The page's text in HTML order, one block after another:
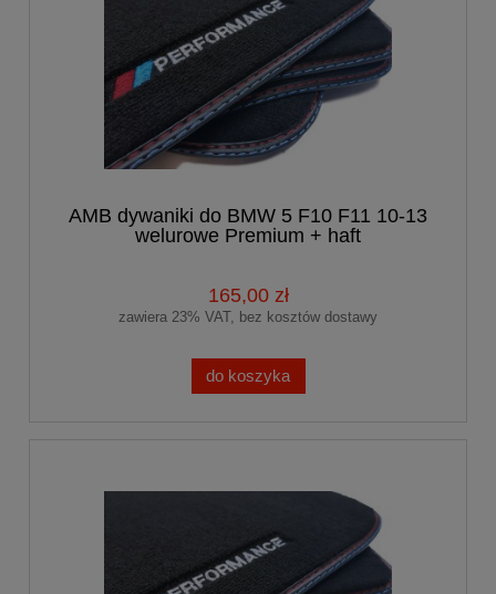
AMB dywaniki do BMW 5 F10 F11 10-13
welurowe Premium + haft
165,00 zł
zawiera 23% VAT, bez kosztów dostawy
do koszyka